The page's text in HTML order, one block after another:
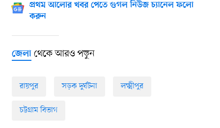
প্রথম আলোর খবর পেতে গুগল নিউজ চ্যানেল ফলো
করুন
জেলাথেকে আরও পড়ুন
রায়পুর সড়ক দুর্ঘটনা লক্ষ্মীপুর
চট্টগ্রাম বিভাগ